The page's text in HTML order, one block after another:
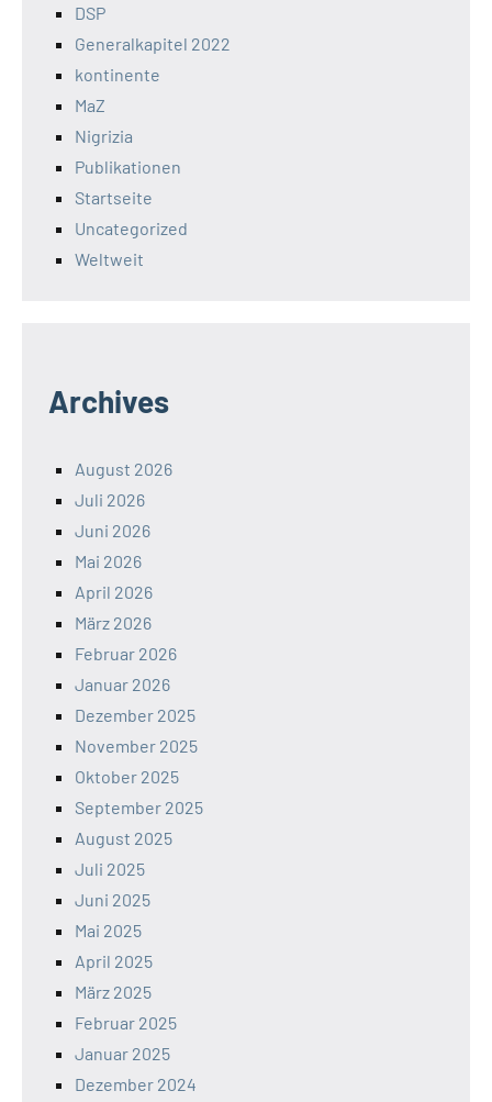
DSP
Generalkapitel 2022
kontinente
MaZ
Nigrizia
Publikationen
Startseite
Uncategorized
Weltweit
Archives
August 2026
Juli 2026
Juni 2026
Mai 2026
April 2026
März 2026
Februar 2026
Januar 2026
Dezember 2025
November 2025
Oktober 2025
September 2025
August 2025
Juli 2025
Juni 2025
Mai 2025
April 2025
März 2025
Februar 2025
Januar 2025
Dezember 2024